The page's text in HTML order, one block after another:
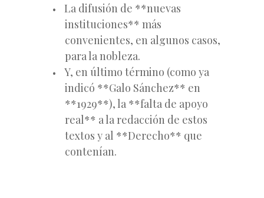
La difusión de **nuevas
instituciones** más
convenientes, en algunos casos,
para la nobleza.
Y, en último término (como ya
indicó **Galo Sánchez** en
**1929**), la **falta de apoyo
real** a la redacción de estos
textos y al **Derecho** que
contenían.